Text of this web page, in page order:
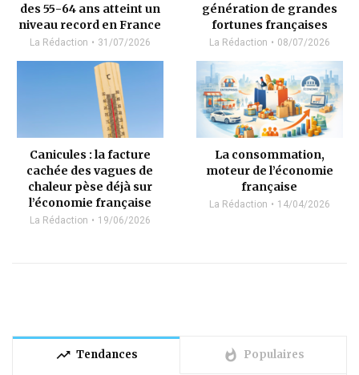
des 55-64 ans atteint un
niveau record en France
La Rédaction 31/07/2026
génération de grandes
fortunes françaises
La Rédaction 08/07/2026
Canicules : la facture
cachée des vagues de
chaleur pèse déjà sur
l’économie française
La Rédaction 19/06/2026
La consommation,
moteur de l’économie
française
La Rédaction 14/04/2026
trending_up Tendances whatshot Populaires